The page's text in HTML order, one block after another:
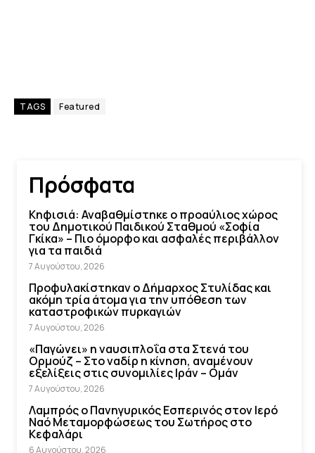
TAGS Featured
Πρόσφατα
Κηφισιά: Αναβαθμίστηκε ο προαύλιος χώρος
του Δημοτικού Παιδικού Σταθμού «Σοφία
Γκίκα» – Πιο όμορφο και ασφαλές περιβάλλον
για τα παιδιά
7 Αυγούστου, 2026
Προφυλακίστηκαν ο Δήμαρχος Στυλίδας και
ακόμη τρία άτομα για την υπόθεση των
καταστροφικών πυρκαγιών
7 Αυγούστου, 2026
«Παγώνει» η ναυσιπλοΐα στα Στενά του
Ορμούζ – Στο ναδίρ η κίνηση, αναμένουν
εξελίξεις στις συνομιλίες Ιράν – Ομάν
7 Αυγούστου, 2026
Λαμπρός ο Πανηγυρικός Εσπερινός στον Ιερό
Ναό Μεταμορφώσεως του Σωτήρος στο
Κεφαλάρι
6 Αυγούστου, 2026